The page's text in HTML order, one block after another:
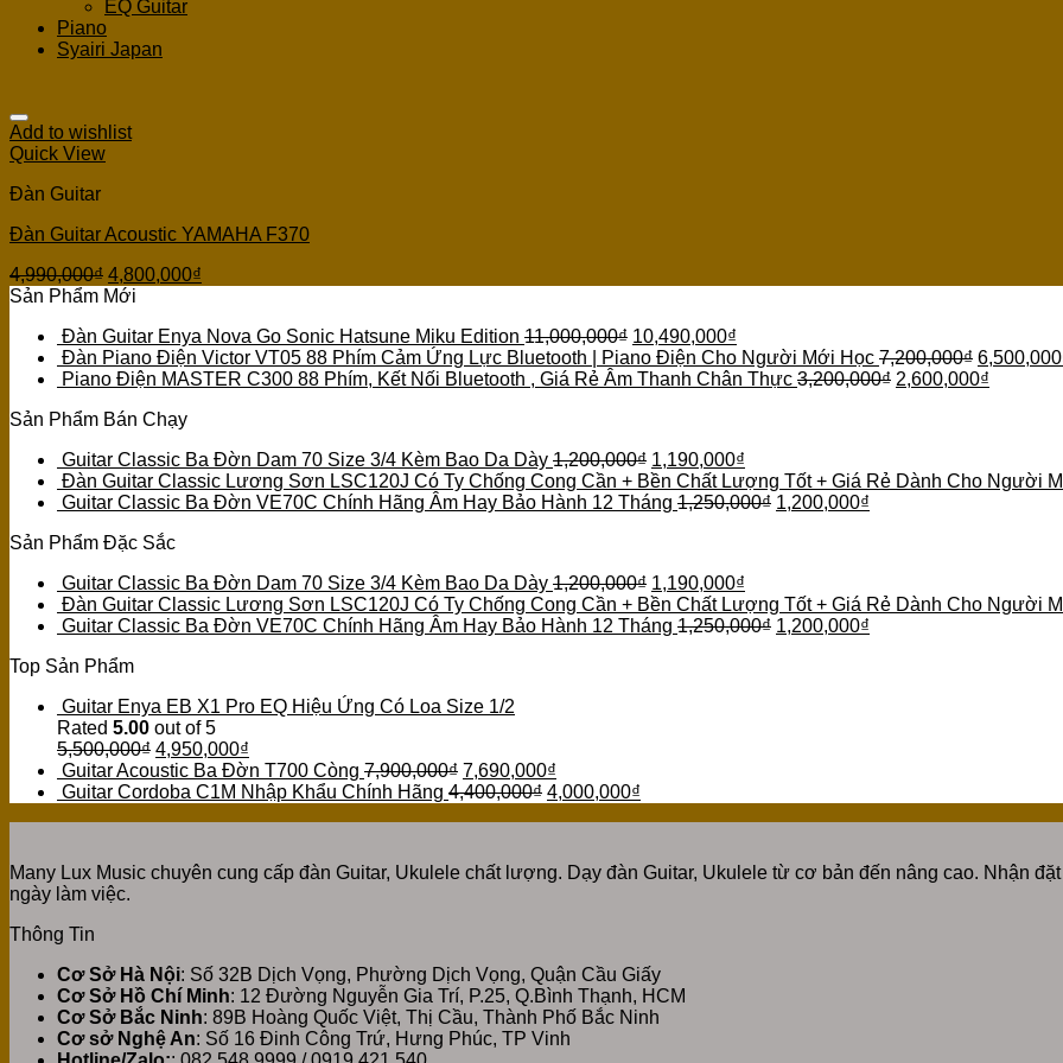
EQ Guitar
Piano
Syairi Japan
Add to wishlist
Quick View
Đàn Guitar
Đàn Guitar Acoustic YAMAHA F370
4,990,000₫ 4,800,000₫
Sản Phẩm Mới
Đàn Guitar Enya Nova Go Sonic Hatsune Miku Edition 11,000,000₫ 10,490,000₫
Đàn Piano Điện Victor VT05 88 Phím Cảm Ứng Lực Bluetooth | Piano Điện Cho Người Mới Học 7,200,000₫ 6,500,000
Piano Điện MASTER C300 88 Phím, Kết Nối Bluetooth , Giá Rẻ Âm Thanh Chân Thực 3,200,000₫ 2,600,000₫
Sản Phẩm Bán Chạy
Guitar Classic Ba Đờn Dam 70 Size 3/4 Kèm Bao Da Dày 1,200,000₫ 1,190,000₫
Đàn Guitar Classic Lương Sơn LSC120J Có Ty Chống Cong Cần + Bền Chất Lượng Tốt + Giá Rẻ Dành Cho Người
Guitar Classic Ba Đờn VE70C Chính Hãng Âm Hay Bảo Hành 12 Tháng 1,250,000₫ 1,200,000₫
Sản Phẩm Đặc Sắc
Guitar Classic Ba Đờn Dam 70 Size 3/4 Kèm Bao Da Dày 1,200,000₫ 1,190,000₫
Đàn Guitar Classic Lương Sơn LSC120J Có Ty Chống Cong Cần + Bền Chất Lượng Tốt + Giá Rẻ Dành Cho Người
Guitar Classic Ba Đờn VE70C Chính Hãng Âm Hay Bảo Hành 12 Tháng 1,250,000₫ 1,200,000₫
Top Sản Phẩm
Guitar Enya EB X1 Pro EQ Hiệu Ứng Có Loa Size 1/2
Rated 5.00 out of 5
5,500,000₫ 4,950,000₫
Guitar Acoustic Ba Đờn T700 Còng 7,900,000₫ 7,690,000₫
Guitar Cordoba C1M Nhập Khẩu Chính Hãng 4,400,000₫ 4,000,000₫
Many Lux Music chuyên cung cấp đàn Guitar, Ukulele chất lượng. Dạy đàn Guitar, Ukulele từ cơ bản đến nâng cao. Nhận
ngày làm việc.
Thông Tin
Cơ Sở Hà Nội: Số 32B Dịch Vọng, Phường Dịch Vọng, Quận Cầu Giấy
Cơ Sở Hồ Chí Minh: 12 Đường Nguyễn Gia Trí, P.25, Q.Bình Thạnh, HCM
Cơ Sở Bắc Ninh: 89B Hoàng Quốc Việt, Thị Cầu, Thành Phố Bắc Ninh
Cơ sở Nghệ An: Số 16 Đinh Công Trứ, Hưng Phúc, TP Vinh